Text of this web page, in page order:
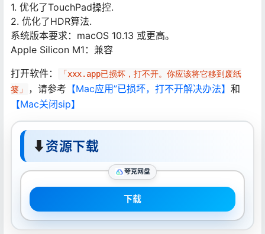
1. 优化了TouchPad操控.
2. 优化了HDR算法.
系统版本要求：macOS 10.13 或更高。
Apple Silicon M1：兼容
打开软件：
「xxx.app已损坏，打不开。你应该将它移到废纸
篓」
，请参考 【Mac应用”已损坏，打不开解决办法】 和
【Mac关闭sip】
⬇资源下载
夸克网盘
下载